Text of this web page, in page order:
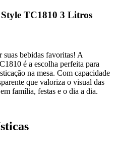
TC1810 3 Litros
suas bebidas favoritas! A
é a escolha perfeita para
na mesa. Com capacidade
que valoriza o visual das
família, festas e o dia a dia.